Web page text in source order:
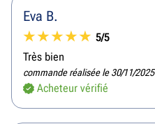
Eva B.
5/5
Très bien
commande réalisée le 30/11/2025
Acheteur vérifié